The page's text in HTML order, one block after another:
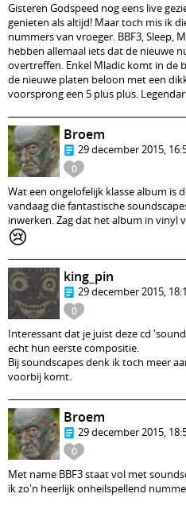
Gisteren Godspeed nog eens live
genieten als altijd! Maar toch mis ik
nummers van vroeger. BBF3, Sleep,
hebben allemaal iets dat de nieuwe
overtreffen. Enkel Mladic komt in de
de nieuwe platen beloon met een
voorsprong een 5 plus plus.
0
Broem
29 december 2015,
Wat een ongelofelijk klasse album is
vandaag die fantastische
inwerken. Zag dat het album in vinyl
😢
0
king_pin
29 december 2015,
Interessant dat je juist deze cd
echt hun eerste compositie.
Bij soundscapes denk ik toch meer
voorbij komt.
0
Broem
29 december 2015,
Met name BBF3 staat vol met
ik zo'n heerlijk onheilspellend